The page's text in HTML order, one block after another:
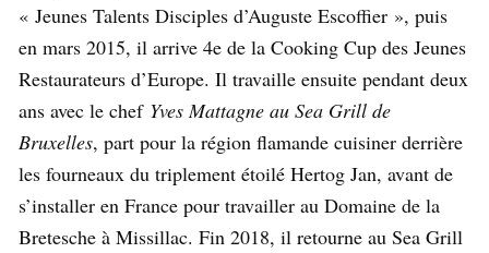
« Jeunes Talents Disciples d’Auguste Escoffier », puis
en mars 2015, il arrive 4e de la Cooking Cup des Jeunes
Restaurateurs d’Europe. Il travaille ensuite pendant deux
ans avec le chef Yves Mattagne au Sea Grill de
Bruxelles, part pour la région flamande cuisiner derrière
les fourneaux du triplement étoilé Hertog Jan, avant de
s’installer en France pour travailler au Domaine de la
Bretesche à Missillac. Fin 2018, il retourne au Sea Grill